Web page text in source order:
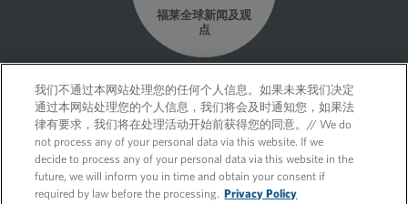
福莱全球新闻及观
点
我们不通过本网站处理您的任何个人信息。如果未来我们决定
通过本网站处理您的个人信息，我们将会及时通知您，如果法
律有要求，我们将在处理活动开始前获得您的同意。// We do
not process any of your personal data via this website. If we
decide to process any of your personal data via this website in the
future, we will inform you in time and obtain your consent if
required by law before the processing. Privacy Policy